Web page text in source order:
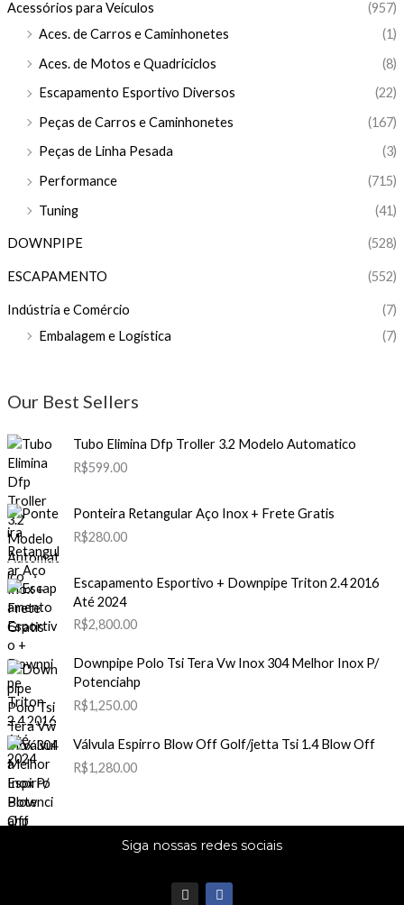
Acessórios para Veículos
(957)
Aces. de Carros e Caminhonetes
(1)
Aces. de Motos e Quadriciclos
(8)
Escapamento Esportivo Diversos
(22)
Peças de Carros e Caminhonetes
(167)
Peças de Linha Pesada
(3)
Performance
(715)
Tuning
(41)
DOWNPIPE (528)
ESCAPAMENTO (552)
Indústria e Comércio
(7)
Embalagem e Logística
(7)
Our Best Sellers
Tubo Elimina Dfp Troller 3.2 Modelo Automatico
R$599.00
Ponteira Retangular Aço Inox + Frete Gratis
R$280.00
Escapamento Esportivo + Downpipe Triton 2.4 2016
Até 2024
R$2,800.00
Downpipe Polo Tsi Tera Vw Inox 304 Melhor Inox P/
Potenciahp
R$1,250.00
Válvula Espirro Blow Off Golf/jetta Tsi 1.4 Blow Off
R$1,280.00
Siga nossas redes sociais
I
n
F
a